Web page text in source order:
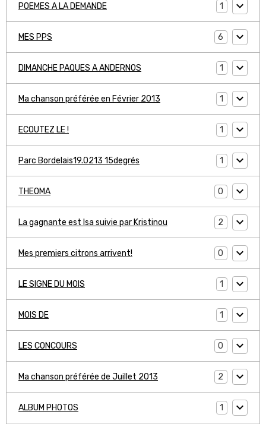
POEMES A LA DEMANDE 1
MES PPS 6
DIMANCHE PAQUES A ANDERNOS 1
Ma chanson préférée en Février 2013 1
ECOUTEZ LE ! 1
Parc Bordelais19.0213 15degrés 1
THEOMA 0
La gagnante est Isa suivie par Kristinou 2
Mes premiers citrons arrivent! 0
LE SIGNE DU MOIS 1
MOIS DE 1
LES CONCOURS 0
Ma chanson préférée de Juillet 2013 2
ALBUM PHOTOS 1